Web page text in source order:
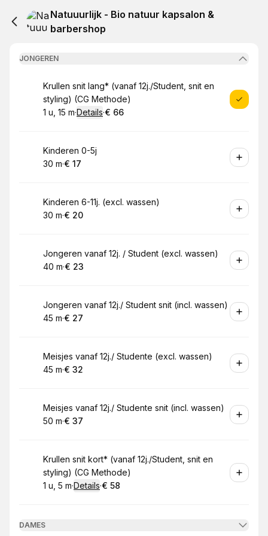
Natuuurlijk - Bio natuur kapsalon &
barbershop
JONGEREN
Boek
Krullen snit lang* (vanaf 12j./Student, snit en
styling) (CG Methode)
. Duur:
1 u, 15 m·Details·
.Prijs:
€ 66
Boek
Kinderen 0-5j
.Duur
30 m·
.Prijs:
€ 17
Boek
Kinderen 6-11j. (excl. wassen)
.Duur :
30 m·
.Prijs:
€ 20
Boek
Jongeren vanaf 12j. / Student (excl. wassen)
.Duur
40 m·
.Prijs:
€ 23
Boek
Jongeren vanaf 12j./ Student snit (incl. wassen)
.Duur :
45 m·
.Prijs:
€ 27
Boek
Meisjes vanaf 12j./ Studente (excl. wassen)
.Duur :
45 m·
.Prijs:
€ 32
Boek
Meisjes vanaf 12j./ Studente snit (incl. wassen)
.Duur :
50 m·
.Prijs:
€ 37
Boek
Krullen snit kort* (vanaf 12j./Student, snit en
styling) (CG Methode)
. Duur
1 u, 5 m·Details·
.Prijs:
€ 58
DAMES